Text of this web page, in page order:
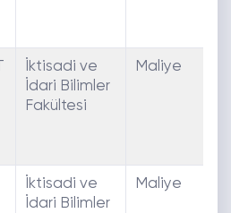
İktisadi ve
İdari Bilimler
Fakültesi
Maliye
İktisadi ve
İdari Bilimler
Maliye